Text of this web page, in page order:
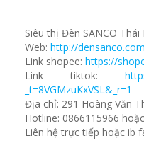
Siêu thị Đèn SANCO Thái
Web: http://
Link shopee: https://
Link tiktok:
_t=8VGMzuKxVSL&_r=1
Địa chỉ: 291 Hoàng Văn
Hotline: 0866115966
Liên hệ trực tiếp hoặc ib